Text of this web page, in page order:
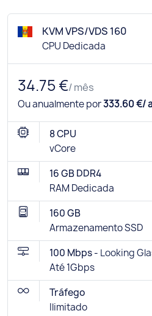
KVM VPS/VDS 160
CPU Dedicada
34.75 €/ mês
Ou anualmente por333.60 €/
8 CPU
vCore
16 GB DDR4
RAM Dedicada
160 GB
Armazenamento SSD
100 Mbps - Looking
Até 1Gbps
Tráfego
Ilimitado